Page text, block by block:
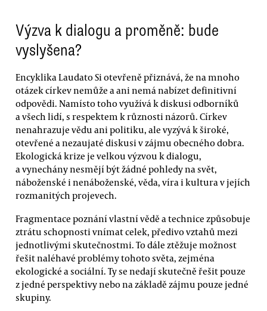
Výzva k dialogu a proměně: bude
vyslyšena?
Encyklika Laudato Si otevřeně přiznává, že na mnoho
otázek církev nemůže a ani nemá nabízet definitivní
odpovědi. Namísto toho využívá k diskusi odborníků
a všech lidí, s respektem k různosti názorů. Církev
nenahrazuje vědu ani politiku, ale vyzývá k široké,
otevřené a nezaujaté diskusi v zájmu obecného dobra.
Ekologická krize je velkou výzvou k dialogu,
a vynechány nesmějí být žádné pohledy na svět,
náboženské i nenáboženské, věda, víra i kultura v jejích
rozmanitých projevech.
Fragmentace poznání vlastní vědě a technice způsobuje
ztrátu schopnosti vnímat celek, předivo vztahů mezi
jednotlivými skutečnostmi. To dále ztěžuje možnost
řešit naléhavé problémy tohoto světa, zejména
ekologické a sociální. Ty se nedají skutečně řešit pouze
z jedné perspektivy nebo na základě zájmu pouze jedné
skupiny.